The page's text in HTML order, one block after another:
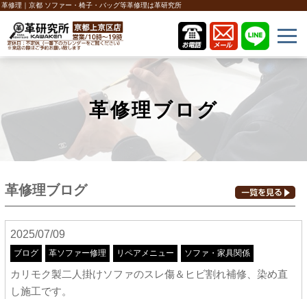
革修理｜京都 ソファー・椅子・バッグ等革修理は革研究所
革修理ブログ
革修理ブログ
2025/07/09
ブログ 革ソファー修理 リペアメニュー ソファ・家具関係
カリモク製二人掛けソファのスレ傷＆ヒビ割れ補修、染め直
し施工です。